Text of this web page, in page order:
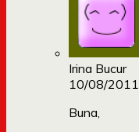
Irina Bucur
10/08/2011
Buna,